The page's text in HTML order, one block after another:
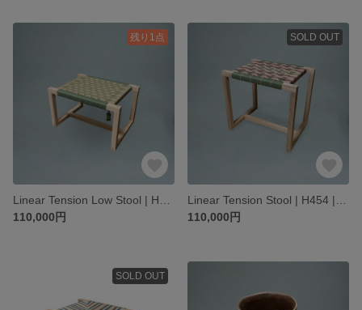
残り1点
110,000円
SOLD OUT
110,000円
SOLD OUT